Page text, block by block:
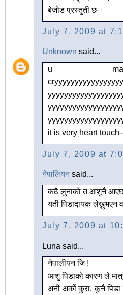
बेजोड प्रस्तुती छ ।
July 7, 2009 at
Unknown said...
u
it is very heart
July 7, 2009 at
नेपालियनsaid...
कठै लुनाको त आशुनै
यती पिडादायक लेख्नुभएन
July 7, 2009 at
Luna said...
नेपालीयन जि !
आशु पिडाको कारण ले
अनी अर्को कुरा, कुनै पिडा